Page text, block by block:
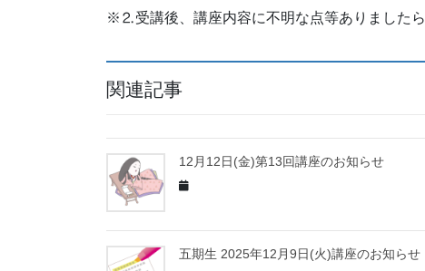
※⒉受講後、講座内容に不明な点等ありましたら
関連記事
12月12日(金)第13回講座のお知らせ
五期生 2025年12月9日(火)講座のお知らせ